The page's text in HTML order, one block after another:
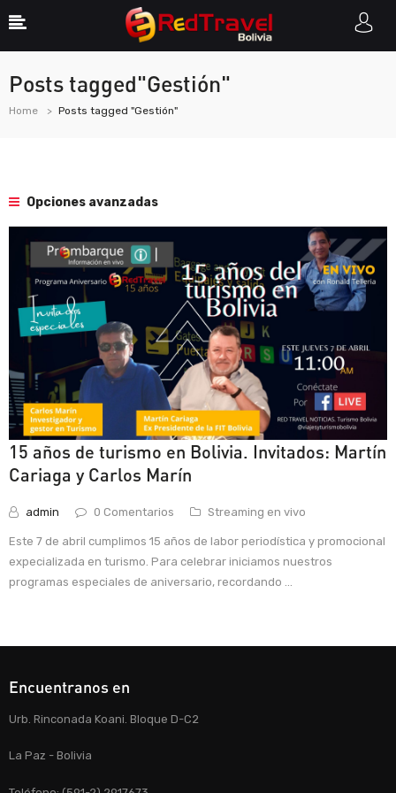
Posts tagged"Gestión"
Home Posts tagged "Gestión"
Opciones avanzadas
15 años de turismo en Bolivia. Invitados: Martín
Cariaga y Carlos Marín
admin 0 Comentarios Streaming en vivo
Este 7 de abril cumplimos 15 años de labor periodística y promocional
expecializada en turismo. Para celebrar iniciamos nuestros
programas especiales de aniversario, recordando ...
Encuentranos en
Urb. Rinconada Koani. Bloque D-C2
La Paz - Bolivia